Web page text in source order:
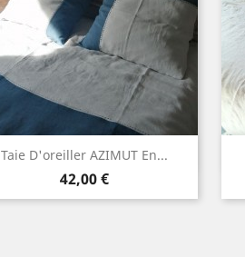
Taie D'oreiller AZIMUT En...
Prix
42,00 €
Aperçu rapide
BlancLin
naturel
Lin
naturel
clair